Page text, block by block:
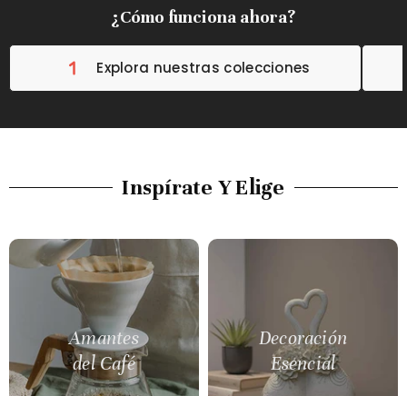
¿Cómo funciona ahora?
Explora nuestras colecciones
Inspírate Y Elige
Amantes
del Café
Decoración
Esencial